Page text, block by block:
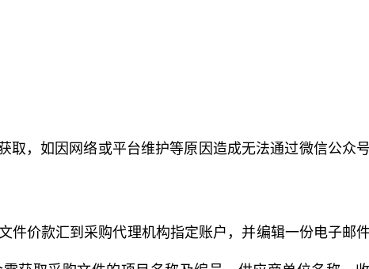
取，如因网络或平台维护等原因造成无法通过微信公众
件价款汇到采购代理机构指定账户，并编辑一份电子邮